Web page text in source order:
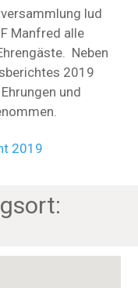
lud
Manfred alle
Neben
2019
und
2019